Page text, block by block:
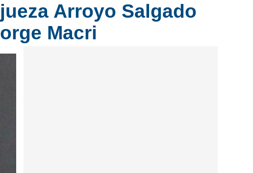
Arroyo Salgado
Macri